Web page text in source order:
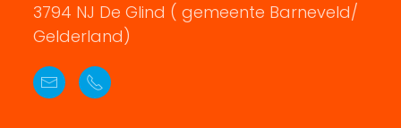
3794 NJ De Glind ( gemeente Barneveld/
Gelderland)